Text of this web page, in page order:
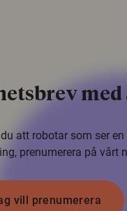
att robotar som ser
prenumerera på vårt
vill prenumerera